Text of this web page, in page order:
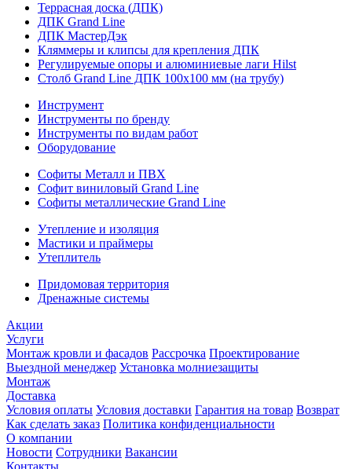
Террасная доска (ДПК)
ДПК Grand Line
ДПК МастерДэк
Кляммеры и клипсы для крепления ДПК
Регулируемые опоры и алюминиевые лаги Hilst
Столб Grand Line ДПК 100х100 мм (на трубу)
Инструмент
Инструменты по бренду
Инструменты по видам работ
Оборудование
Софиты Металл и ПВХ
Софит виниловый Grand Line
Софиты металлические Grand Line
Утепление и изоляция
Мастики и праймеры
Утеплитель
Придомовая территория
Дренажные системы
Акции
Услуги
Монтаж кровли и фасадов Рассрочка Проектирование
Выездной менеджер Установка молниезащиты
Монтаж
Доставка
Условия оплаты Условия доставки Гарантия на товар Возврат
Как сделать заказ Политика конфиденциальности
О компании
Новости Сотрудники Вакансии
Контакты